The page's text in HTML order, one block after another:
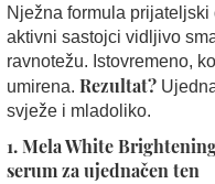
Nježna formula
aktivni sastojci vidljivo
ravnotežu. Istovremeno,
umirena. Rezultat?
svježe i mladoliko.
1. Mela White
serum za ujednačen ten